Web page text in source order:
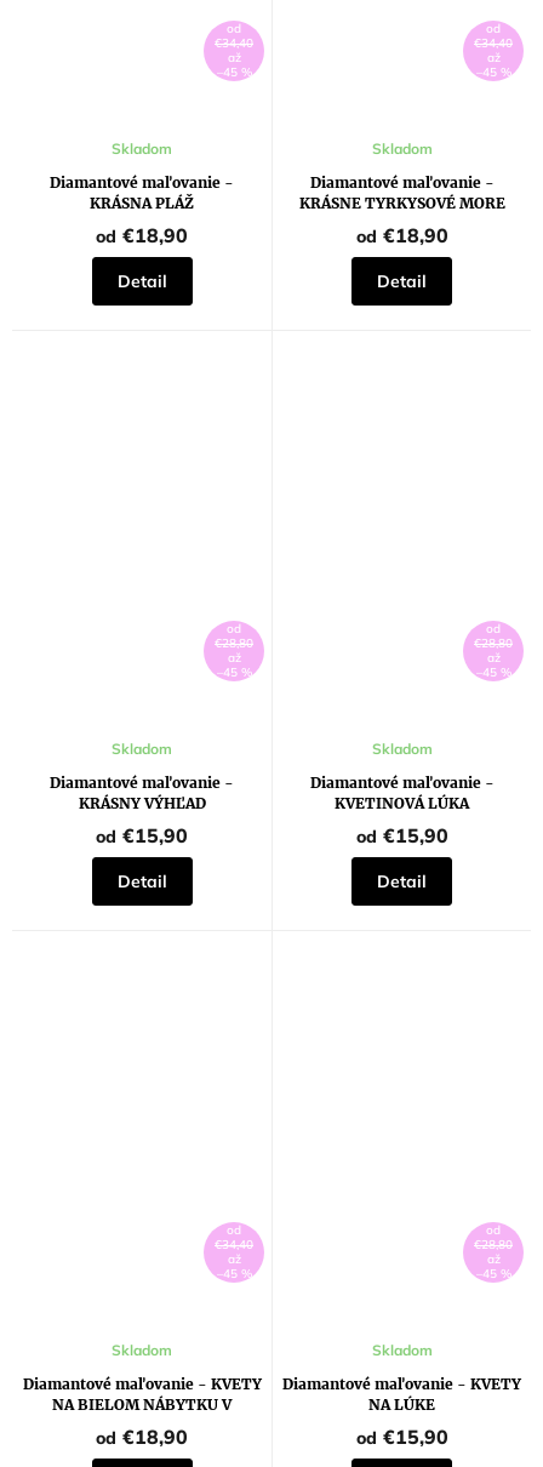
od
€34,40
až
–45 %
Diamantové maľovanie -
KRÁSNA PLÁŽ
Skladom
od €18,90
Detail
od
€34,40
až
–45 %
Diamantové maľovanie -
KRÁSNE TYRKYSOVÉ MORE
Skladom
od €18,90
Detail
od
€28,80
až
–45 %
Diamantové maľovanie -
KRÁSNY VÝHĽAD
Skladom
od €15,90
Detail
od
€28,80
až
–45 %
Diamantové maľovanie -
KVETINOVÁ LÚKA
Skladom
od €15,90
Detail
od
€34,40
až
–45 %
Diamantové maľovanie - KVETY
NA BIELOM NÁBYTKU V
Skladom
od €18,90
od
€28,80
až
–45 %
Diamantové maľovanie - KVETY
NA LÚKE
Skladom
od €15,90